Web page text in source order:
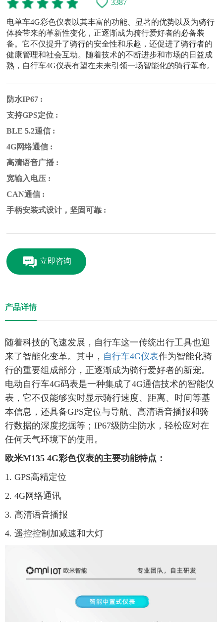
3387
电单车4G彩色仪表以其丰富的功能、显著的优势以及为骑行
体验带来的革新性变化，正逐渐成为骑行爱好者的必备装
备。它不仅提升了骑行的安全性和乐趣，还促进了骑行者的
健康管理和社会互动。随着技术的不断进步和市场的日益成
熟，自行车4G仪表有望在未来引领一场智能化的骑行革命。
防水IP67 :
支持GPS定位 :
BLE 5.2通信 :
4G网络通信 :
高清语音广播 :
宽输入电压 :
CAN通信 :
手柄安装式设计，坚固可靠 :
立即咨询
产品详情
随着科技的飞速发展，自行车这一传统出行工具也迎
来了智能化变革。其中， 自行车4G仪表作为智能化骑
行的重要组成部分，正逐渐成为骑行爱好者的新宠。‌
电动自行车4G码表是一种集成了4G通信技术的智能仪
表，它不仅能够实时显示骑行速度、距离、时间等基
本信息，还具备‌GPS定位与导航、高清语音播报和骑
行数据的深度挖掘等；IP67级防尘防水，轻松应对在
任何天气环境下的使用。
欧米M135 4G彩色仪表的主要功能特点：
1. GPS高精定位
2. 4G网络通讯
3. 高清语音播报
4. 遥控控制加减速和大灯